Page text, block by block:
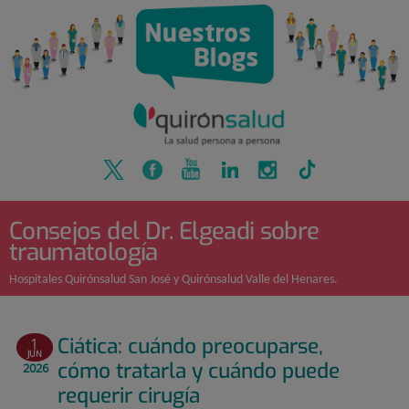
Consejos del Dr. Elgeadi sobre
traumatología
Hospitales Quirónsalud San José y Quirónsalud Valle del Henares.
1
JUN
2026
Ciática: cuándo preocuparse,
cómo tratarla y cuándo puede
requerir cirugía